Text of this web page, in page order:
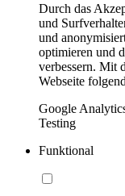
Durch das
und
und
optimieren und
verbessern. Mit
Webseite
Google
Testing
Funktional